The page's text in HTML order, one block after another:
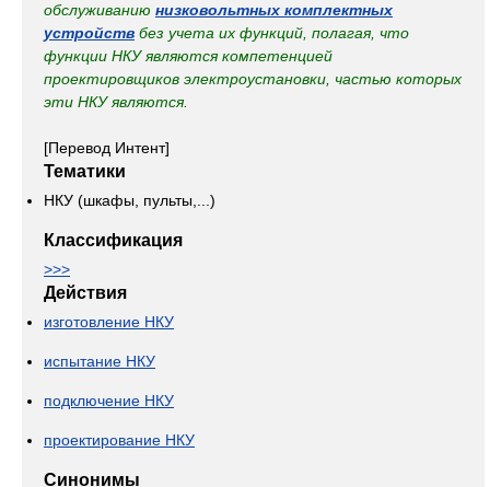
обслуживанию низковольтных комплектных
устройств без учета их функций, полагая, что
функции НКУ являются компетенцией
проектировщиков электроустановки, частью которых
эти НКУ являются.
[Перевод Интент]
Тематики
НКУ (шкафы, пульты,...)
Классификация
>>>
Действия
изготовление НКУ
испытание НКУ
подключение НКУ
проектирование НКУ
Синонимы